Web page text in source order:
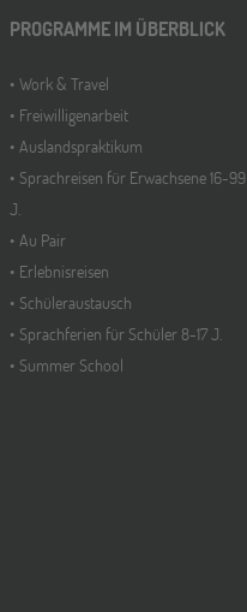
PROGRAMME IM ÜBERBLICK
Work & Travel
Freiwilligenarbeit
Auslandspraktikum
Sprachreisen für Erwachsene 16-99
J.
Au Pair
Erlebnisreisen
Schüleraustausch
Sprachferien für Schüler 8-17 J.
Summer School